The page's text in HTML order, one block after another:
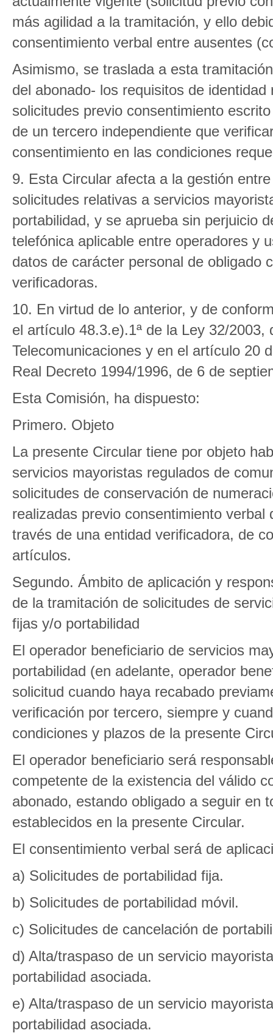
más agilidad a la tramitación, y ello
consentimiento verbal entre ausentes
Asimismo, se traslada a esta
del abonado- los requisitos de
solicitudes previo consentimiento
de un tercero independiente que
consentimiento en las condiciones
9. Esta Circular afecta a la gestión
solicitudes relativas a servicios
portabilidad, y se aprueba sin perjuicio
telefónica aplicable entre operadores y
datos de carácter personal de obligado
verificadoras.
10. En virtud de lo anterior, y de
el artículo 48.3.e).1ª de la Ley 32/
Telecomunicaciones y en el artículo 20
Real Decreto 1994/1996, de 6 de
Esta Comisión, ha dispuesto:
Primero. Objeto
La presente Circular tiene por objeto
servicios mayoristas regulados de
solicitudes de conservación de
realizadas previo consentimiento
través de una entidad verificadora, de
artículos.
Segundo. Ámbito de aplicación y
de la tramitación de solicitudes de
fijas y/o portabilidad
El operador beneficiario de servicios
portabilidad (en adelante, operador
solicitud cuando haya recabado
verificación por tercero, siempre y
condiciones y plazos de la presente
El operador beneficiario será
competente de la existencia del válido
abonado, estando obligado a seguir en
establecidos en la presente Circular.
El consentimiento verbal será de
a) Solicitudes de portabilidad fija.
b) Solicitudes de portabilidad móvil.
c) Solicitudes de cancelación de
d) Alta/traspaso de un servicio
portabilidad asociada.
e) Alta/traspaso de un servicio
portabilidad asociada.